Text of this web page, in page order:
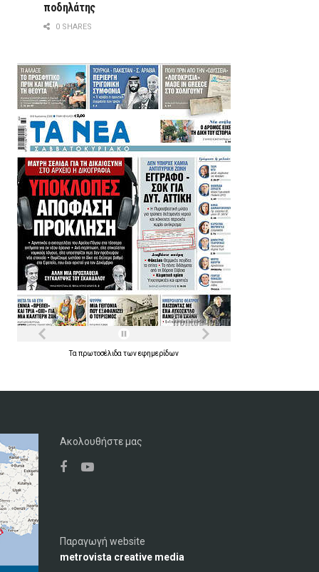
ποδηλάτης
0 SHARES
Τα πρωτοσέλιδα τωνεφημερίδων
Ακολουθήστε μας
Παραγωγή website
metrovista creative media